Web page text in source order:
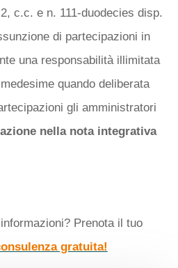
c.c. e n. 111-duodecies disp.
di partecipazioni in
una responsabilità illimitata
quando deliberata
gli amministratori
nella nota integrativa
Prenota il tuo
gratuita!